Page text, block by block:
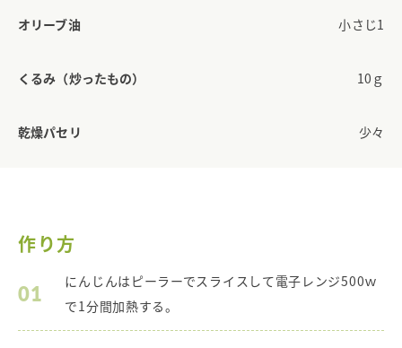
オリーブ油 小さじ1
くるみ（炒ったもの） 10ｇ
乾燥パセリ 少々
作り方
01
にんじんはピーラーでスライスして電子レンジ500ｗ
で1分間加熱する。